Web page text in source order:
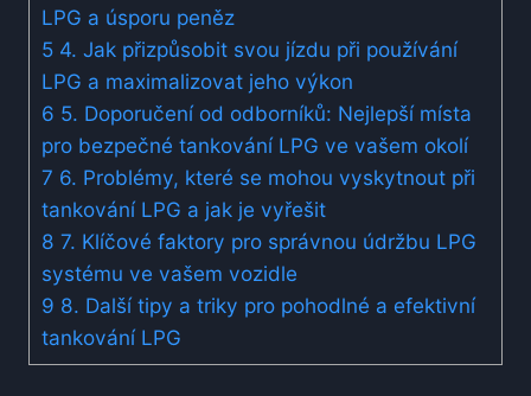
LPG a ‍úsporu peněz
5 4. Jak přizpůsobit svou jízdu při⁢ používání
LPG⁤ a‌ maximalizovat jeho ‍výkon
6 5. Doporučení od odborníků: ⁤Nejlepší místa
pro bezpečné tankování LPG ve vašem okolí
7 6. Problémy, které ⁣se mohou ‌vyskytnout při
tankování LPG a jak je vyřešit
8 7. Klíčové faktory pro správnou údržbu LPG
‍systému ve vašem vozidle
9 8. Další tipy a triky pro pohodlné a efektivní
tankování LPG